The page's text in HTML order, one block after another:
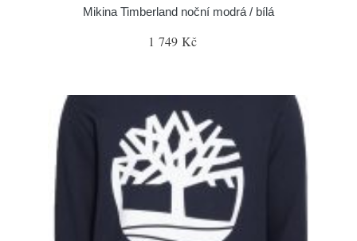
Mikina Timberland noční modrá / bílá
1 749 Kč